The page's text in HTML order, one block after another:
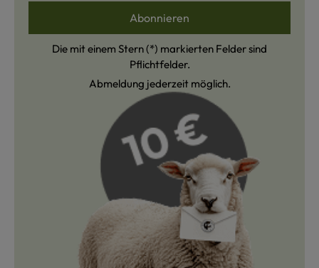
Abonnieren
Die mit einem Stern (*) markierten Felder sind
Pflichtfelder.
Abmeldung jederzeit möglich.